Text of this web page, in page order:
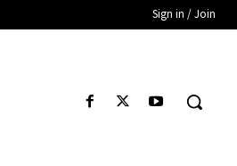
Sign in / Join